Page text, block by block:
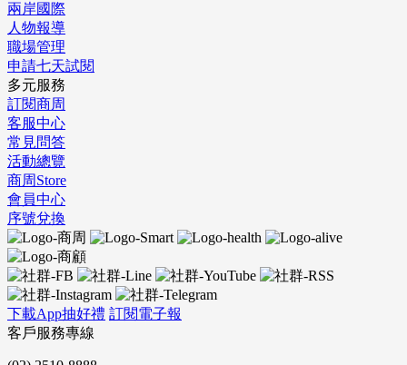
兩岸國際
人物報導
職場管理
申請七天試閱
多元服務
訂閱商周
客服中心
常見問答
活動總覽
商周Store
會員中心
序號兌換
下載App抽好禮 訂閱電子報
客戶服務專線